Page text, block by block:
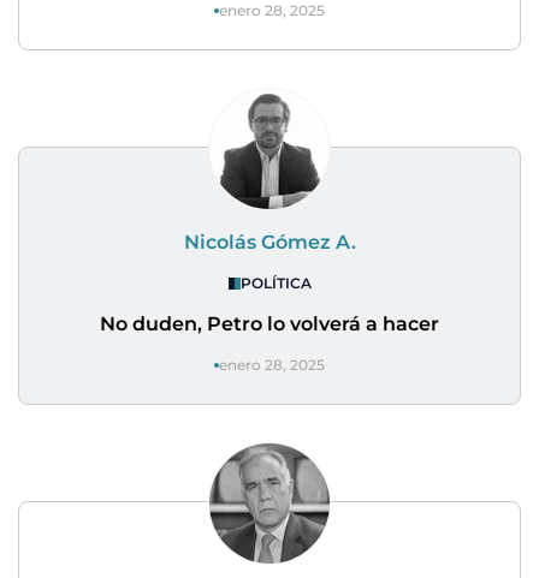
enero 28, 2025
Nicolás Gómez A.
POLÍTICA
No duden, Petro lo volverá a hacer
enero 28, 2025